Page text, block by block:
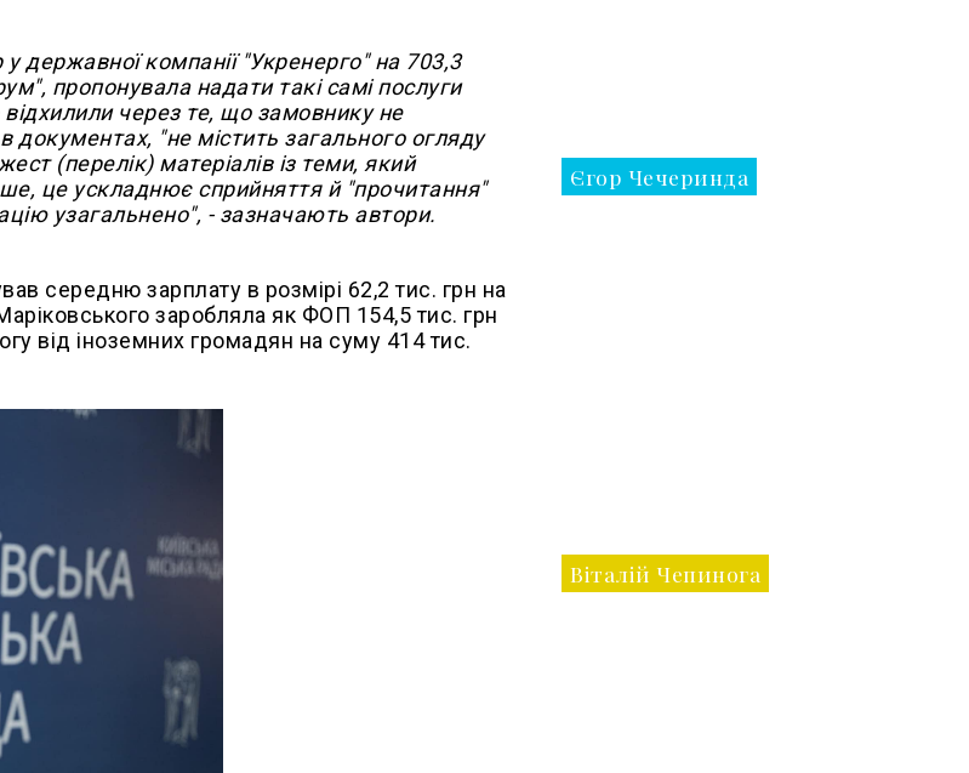
державної компанії "Укренерго" на 703,3
пропонувала надати такі самі послуги
через те, що замовнику не
документах, "не містить загального огляду
(перелік) матеріалів із теми, який
це ускладнює сприйняття й "прочитання"
узагальнено", - зазначають автори.
середню зарплату в розмірі 62,2 тис. грн на
заробляла як ФОП 154,5 тис. грн
від іноземних громадян на суму 414 тис.
Єгор Чечеринда
Віталій Чепинога